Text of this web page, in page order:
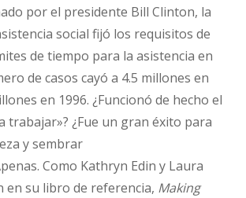
por el presidente Bill Clinton, la
social fijó los requisitos de
de tiempo para la asistencia en
de casos cayó a 4.5 millones en
en 1996. ¿Funcionó de hecho el
trabajar»? ¿Fue un gran éxito para
y sembrar
Como Kathryn Edin y Laura
en su libro de referencia, Making